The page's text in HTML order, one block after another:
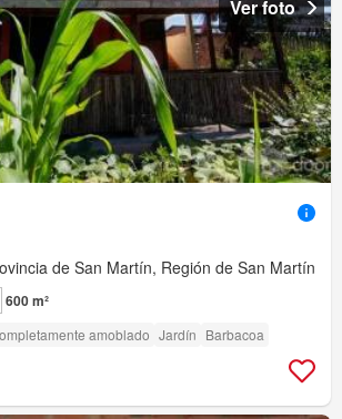
Ver foto
de San Martín, Región de San Martín
600 m²
amoblado Jardín Barbacoa